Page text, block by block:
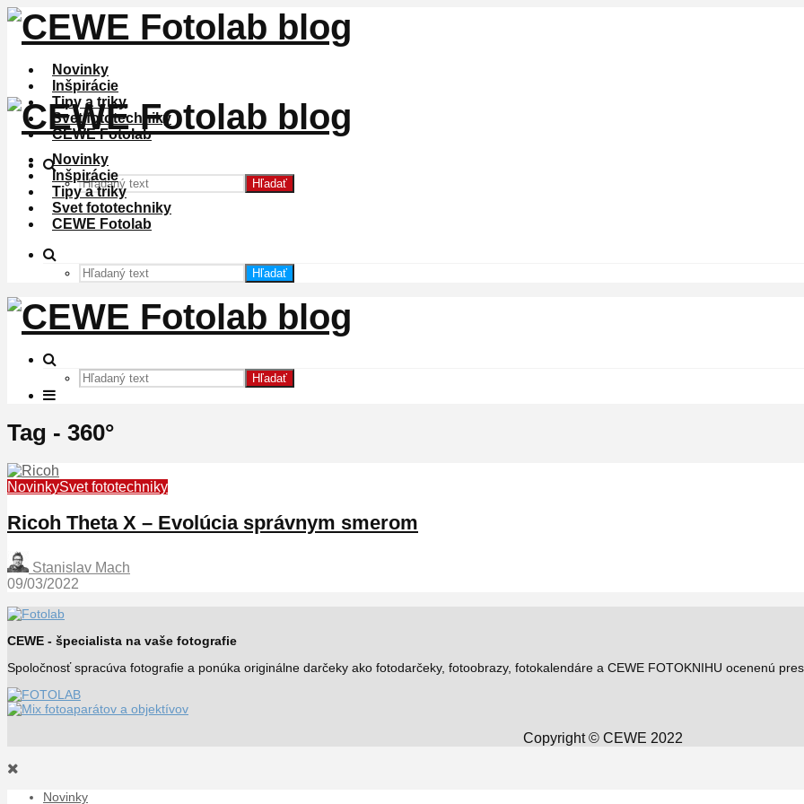
Novinky
Inšpirácie
Tipy a triky
Svet fototechniky
CEWE Fotolab
Hľadať
Novinky
Inšpirácie
Tipy a triky
Svet fototechniky
CEWE Fotolab
Hľadať
Hľadať
Tag - 360°
NovinkySvet fototechniky
Ricoh Theta X – Evolúcia správnym smerom
Stanislav Mach
09/03/2022
CEWE - špecialista na vaše fotografie
Spoločnosť spracúva fotografie a ponúka originálne darčeky ako fotodarčeky, fotoobrazy, fotokalendáre a CEWE FOTOKNIHU ocenenú
Copyright © CEWE 2022
Novinky